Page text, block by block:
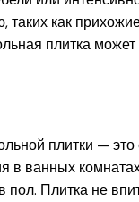
как
плитка
плитки — это
в ванных
пол. Плитка не